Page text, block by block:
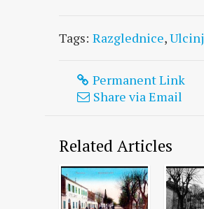
Tags: Razglednice,Ulcinj
Permanent Link
Share via Email
Related Articles